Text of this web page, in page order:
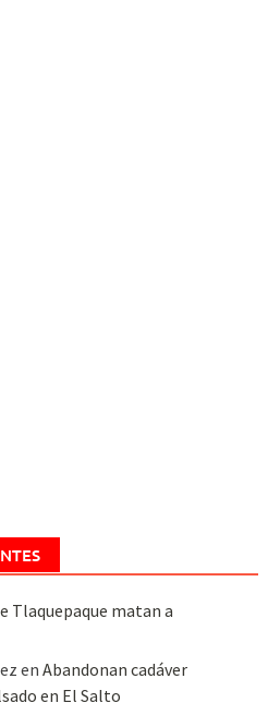
Tlaquepaque matan a
enAbandonan cadáver
en El Salto